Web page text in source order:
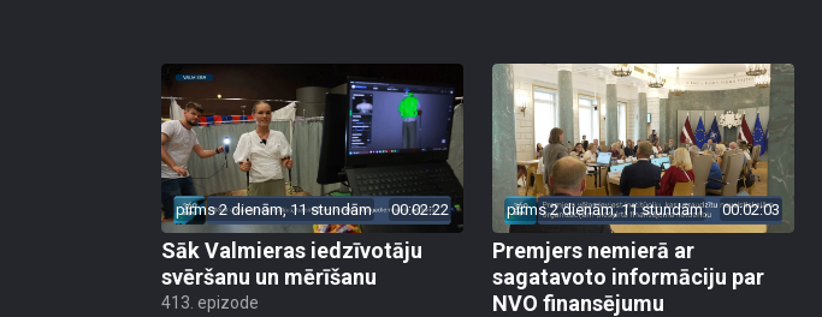
pirms 2 dienām, 11 stundām 00:02:22
Sāk Valmieras iedzīvotāju
svēršanu un mērīšanu
413. epizode
pirms 2 dienām, 11 stundām 00:02:03
Premjers nemierā ar
sagatavoto informāciju par
NVO finansējumu